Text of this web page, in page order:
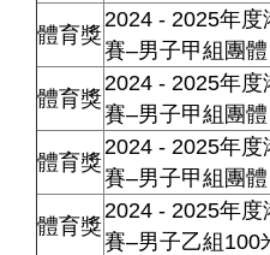
體育獎
2024 - 2025年度
賽–男子甲組團體
體育獎
2024 - 2025年度
賽–男子甲組團體
體育獎
2024 - 2025年度
賽–男子甲組團體
體育獎
2024 - 2025年度
賽–男子乙組100